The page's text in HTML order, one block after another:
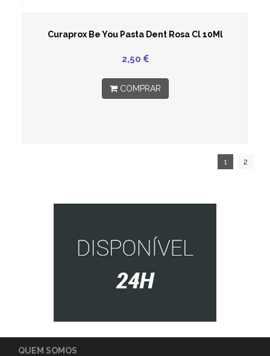
Curaprox Be You Pasta Dent Rosa Cl 10Ml
2,50
COMPRAR
1 2
QUEM SOMOS